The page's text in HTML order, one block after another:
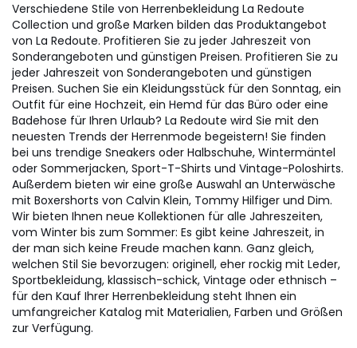
Verschiedene Stile von Herrenbekleidung La Redoute
Collection und große Marken bilden das Produktangebot
von La Redoute. Profitieren Sie zu jeder Jahreszeit von
Sonderangeboten und günstigen Preisen. Profitieren Sie zu
jeder Jahreszeit von Sonderangeboten und günstigen
Preisen. Suchen Sie ein Kleidungsstück für den Sonntag, ein
Outfit für eine Hochzeit, ein Hemd für das Büro oder eine
Badehose für Ihren Urlaub? La Redoute wird Sie mit den
neuesten Trends der Herrenmode begeistern! Sie finden
bei uns trendige Sneakers oder Halbschuhe, Wintermäntel
oder Sommerjacken, Sport-T-Shirts und Vintage-Poloshirts.
Außerdem bieten wir eine große Auswahl an Unterwäsche
mit Boxershorts von Calvin Klein, Tommy Hilfiger und Dim.
Wir bieten Ihnen neue Kollektionen für alle Jahreszeiten,
vom Winter bis zum Sommer: Es gibt keine Jahreszeit, in
der man sich keine Freude machen kann. Ganz gleich,
welchen Stil Sie bevorzugen: originell, eher rockig mit Leder,
Sportbekleidung, klassisch-schick, Vintage oder ethnisch –
für den Kauf Ihrer Herrenbekleidung steht Ihnen ein
umfangreicher Katalog mit Materialien, Farben und Größen
zur Verfügung.